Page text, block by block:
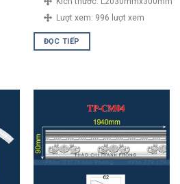
Lượt xem: 996 lượt xem
ĐỌC TIẾP